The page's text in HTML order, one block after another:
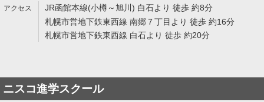
JR函館本線(小樽～旭川) 白石より 徒歩 約8分
札幌市営地下鉄東西線 南郷７丁目より 徒歩 約16分
札幌市営地下鉄東西線 白石より 徒歩 約20分
ニスコ進学スクール